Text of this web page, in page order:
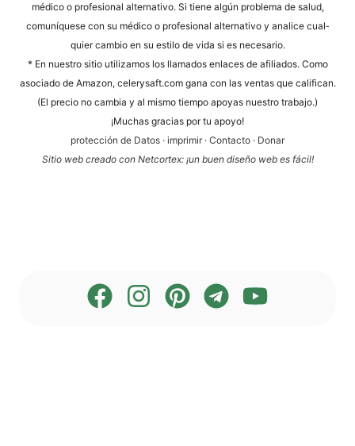
méd­ico o pro­fe­sio­nal alter­na­tivo. Si tiene algún pro­ble­ma de salud,
comuní­que­se con su méd­ico o pro­fe­sio­nal alter­na­tivo y ana­li­ce cual­
quier cam­bio en su esti­lo de vida si es necesario.
* En nues­tro sitio uti­liz­a­mos los llama­dos enlaces de afi­lia­dos. Como
aso­cia­do de Ama­zon, cele​ry​saft​.com gana con las ven­tas que cali­fi­can.
(El pre­cio no cam­bia y al mis­mo tiem­po apoyas nues­tro trabajo.)
¡Much­as gra­ci­as por tu apoyo!
pro­tección de Datos · impri­mir· Cont­ac­to · Donar
Sitio web cre­a­do con Net­cortex: ¡un buen dise­ño web es fácil!